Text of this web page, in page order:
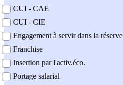
CUI - CAE
CUI - CIE
Engagement à servir dans la réserve
Franchise
Insertion par l'activ.éco.
Portage salarial